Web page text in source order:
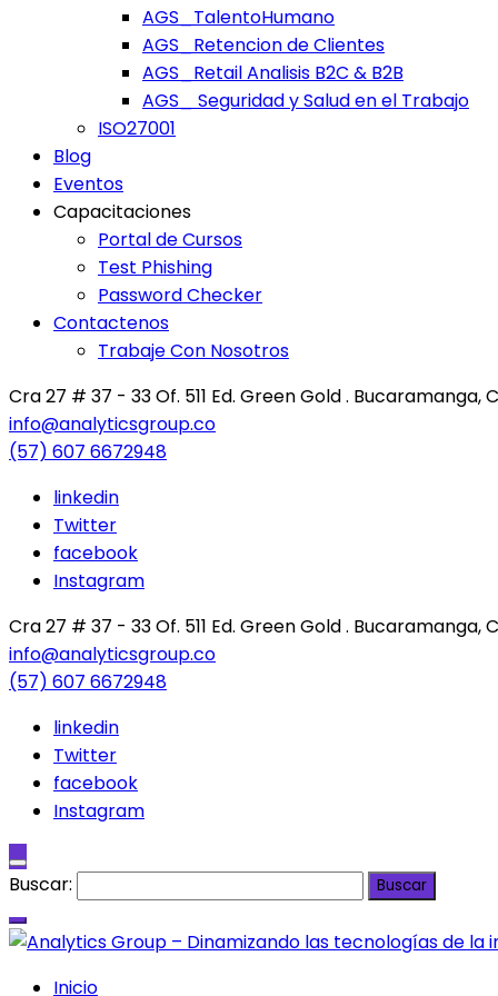
AGS_TalentoHumano
AGS_Retencion de Clientes
AGS_Retail Analisis B2C & B2B
AGS_ Seguridad y Salud en el Trabajo
ISO27001
Blog
Eventos
Capacitaciones
Portal de Cursos
Test Phishing
Password Checker
Contactenos
Trabaje Con Nosotros
Cra 27 # 37 - 33 Of. 511 Ed. Green Gold . Bucaramanga,
info@analyticsgroup.co
(57) 607 6672948
linkedin
Twitter
facebook
Instagram
Cra 27 # 37 - 33 Of. 511 Ed. Green Gold . Bucaramanga,
info@analyticsgroup.co
(57) 607 6672948
linkedin
Twitter
facebook
Instagram
Buscar:
Inicio